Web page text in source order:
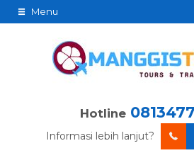
Menu
Hotline
Informasi lebih lanjut?